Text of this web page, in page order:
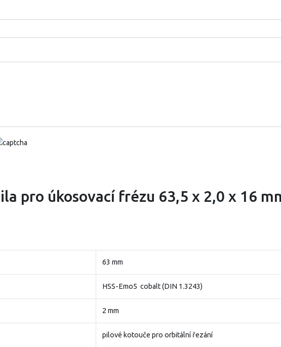
pro úkosovací frézu 63,5 x 2,0 x 16
63 mm
HSS-Emo5 cobalt (DIN 1.3243)
2 mm
pilové kotouče pro orbitální řezání